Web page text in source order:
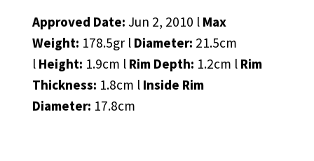
Approved Date: Jun 2, 2010 l Max
Weight: 178.5gr l Diameter: 21.5cm
l Height: 1.9cm l Rim Depth: 1.2cm l Rim
Thickness: 1.8cm l Inside Rim
Diameter: 17.8cm